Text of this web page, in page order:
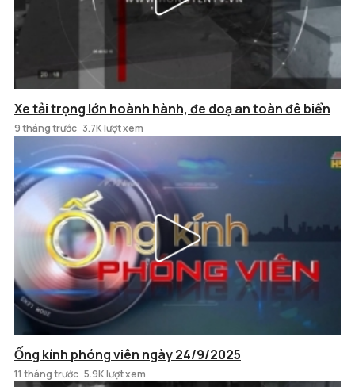
Xe tải trọng lớn hoành hành, đe doạ an toàn đê biển
9 tháng trước 3.7K lượt xem
Ống kính phóng viên ngày 24/9/2025
11 tháng trước 5.9K lượt xem